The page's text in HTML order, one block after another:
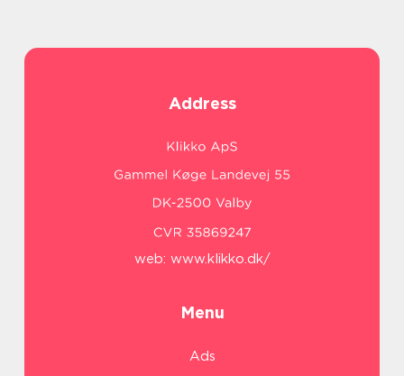
Address
web: www.klikko.dk/
Menu
Ads